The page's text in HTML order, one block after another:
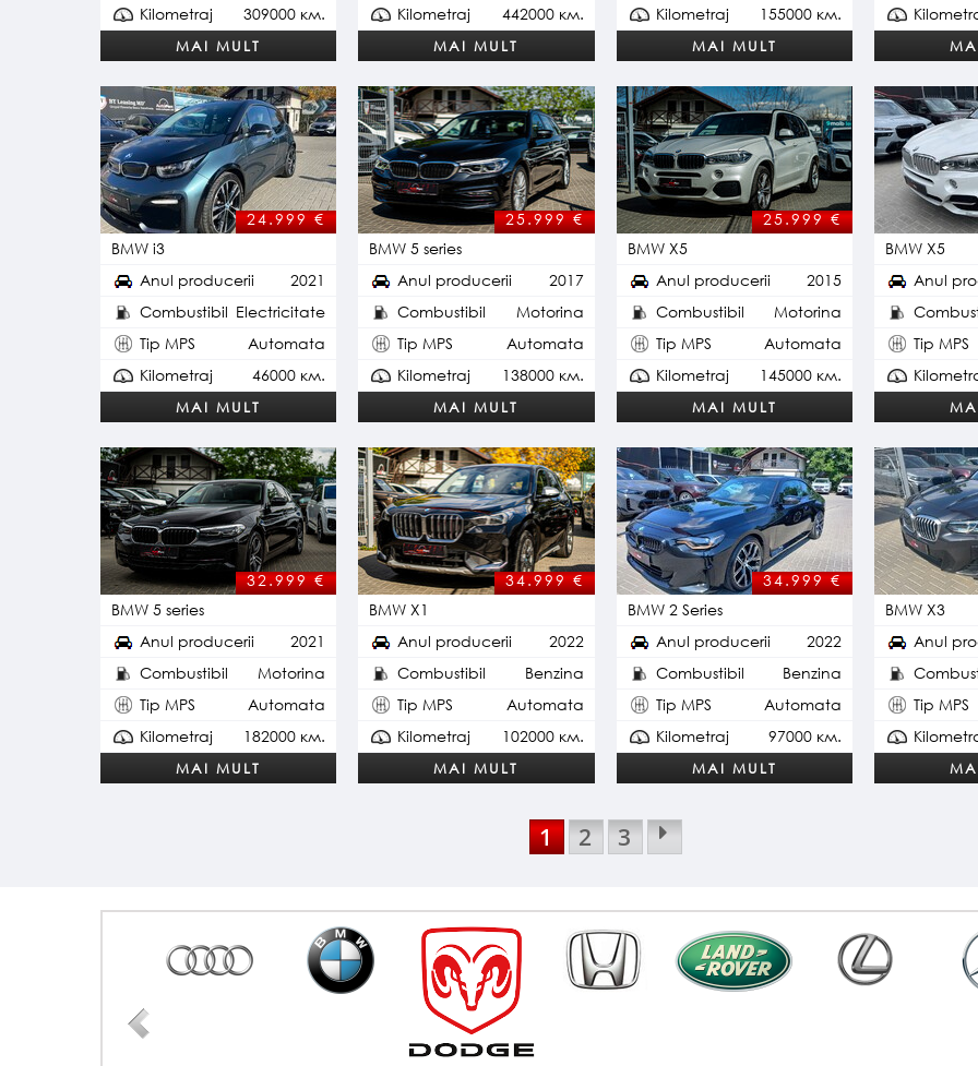
Kilometraj
309000 км.
MAI MULT
Kilometraj
442000 км.
MAI MULT
Kilometraj
155000 км.
MAI MULT
24.999 €
BMW i3
Anul producerii
2021
Combustibil Electricitate
Tip MPS
Automata
Kilometraj
46000 км.
MAI MULT
25.999 €
BMW 5 series
Anul producerii
2017
Combustibil
Motorina
Tip MPS
Automata
Kilometraj
138000 км.
MAI MULT
25.999 €
BMW X5
Anul producerii
2015
Combustibil
Motorina
Tip MPS
Automata
Kilometraj
145000 км.
MAI MULT
BMW X5
Anul
Tip MPS
32.999 €
BMW 5 series
Anul producerii
2021
Combustibil
Motorina
Tip MPS
Automata
Kilometraj
182000 км.
MAI MULT
34.999 €
BMW X1
Anul producerii
2022
Combustibil
Benzina
Tip MPS
Automata
Kilometraj
102000 км.
MAI MULT
34.999 €
BMW 2 Series
Anul producerii
2022
Combustibil
Benzina
Tip MPS
Automata
Kilometraj
97000 км.
MAI MULT
BMW X3
Anul
Tip MPS
1 2 3